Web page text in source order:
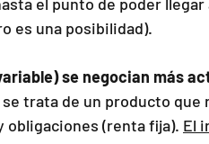
es una posibilidad).
se negocian más
trata de un producto
obligaciones (renta fija). El